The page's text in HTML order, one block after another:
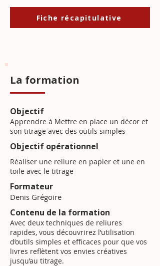
Fiche récapitulative
La formation
Objectif
Apprendre à Mettre en place un décor et
son titrage avec des outils simples
Objectif opérationnel
Réaliser une reliure en papier et une en
toile avec le titrage
Formateur
Denis Grégoire
Contenu de la formation
Avec deux techniques de reliures
rapides, vous découvrirez l’utilisation
d’outils simples et efficaces pour que vos
livres reflètent vos envies créatives
jusqu’au titrage.